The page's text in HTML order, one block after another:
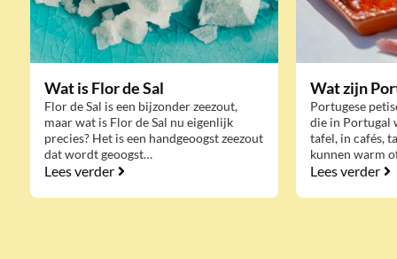
Wat is Flor de Sal
Flor de Sal is een bijzonder zeezout,
maar wat is Flor de Sal nu eigenlijk
precies? Het is een handgeoogst zeezout
dat wordt geoogst…
Lees verder
Wat zijn
Portugese
die in Portugal
tafel, in cafés,
kunnen warm
Lees verder